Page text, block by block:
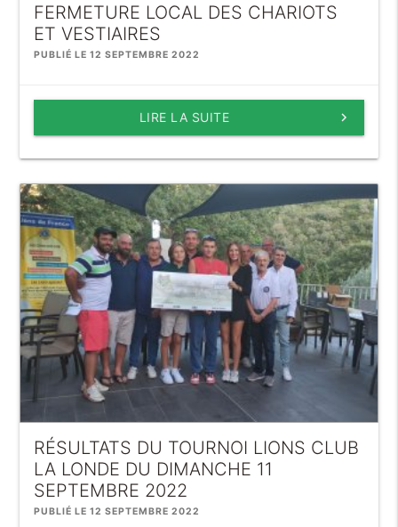
FERMETURE LOCAL DES CHARIOTS
ET VESTIAIRES
PUBLIÉ LE 12 SEPTEMBRE 2022
keyboard_arrow_right
LIRE LA SUITE
RÉSULTATS DU TOURNOI LIONS CLUB
LA LONDE DU DIMANCHE 11
SEPTEMBRE 2022
PUBLIÉ LE 12 SEPTEMBRE 2022